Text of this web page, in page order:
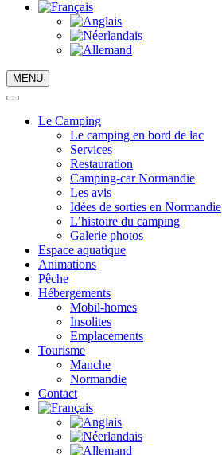
MENU
Le Camping
Le camping en bord de lac
Services
Restauration
Camping-car Normandie
Les avis
Idées de sorties en Normandie
L’histoire du camping
Galerie photos
Espace aquatique
Animations
Pêche
Hébergements
Mobil-homes
Insolites
Emplacements
Tourisme
Manche
Normandie
Contact